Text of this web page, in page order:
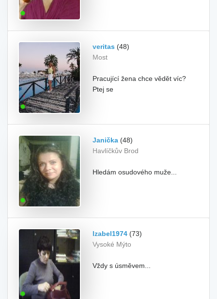
veritas (48)
Most
Pracující žena chce vědět víc?
Ptej se
Janička (48)
Havlíčkův Brod
Hledám osudového muže...
Izabel1974 (73)
Vysoké Mýto
Vždy s úsměvem...